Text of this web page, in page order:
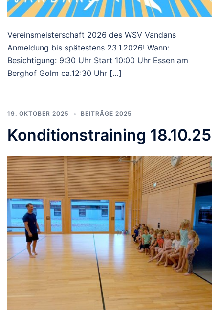
Vereinsmeisterschaft 2026 des WSV Vandans
Anmeldung bis spätestens 23.1.2026! Wann:
Besichtigung: 9:30 Uhr Start 10:00 Uhr Essen am
Berghof Golm ca.12:30 Uhr […]
19. OKTOBER 2025 BEITRÄGE 2025
Konditionstraining 18.10.25